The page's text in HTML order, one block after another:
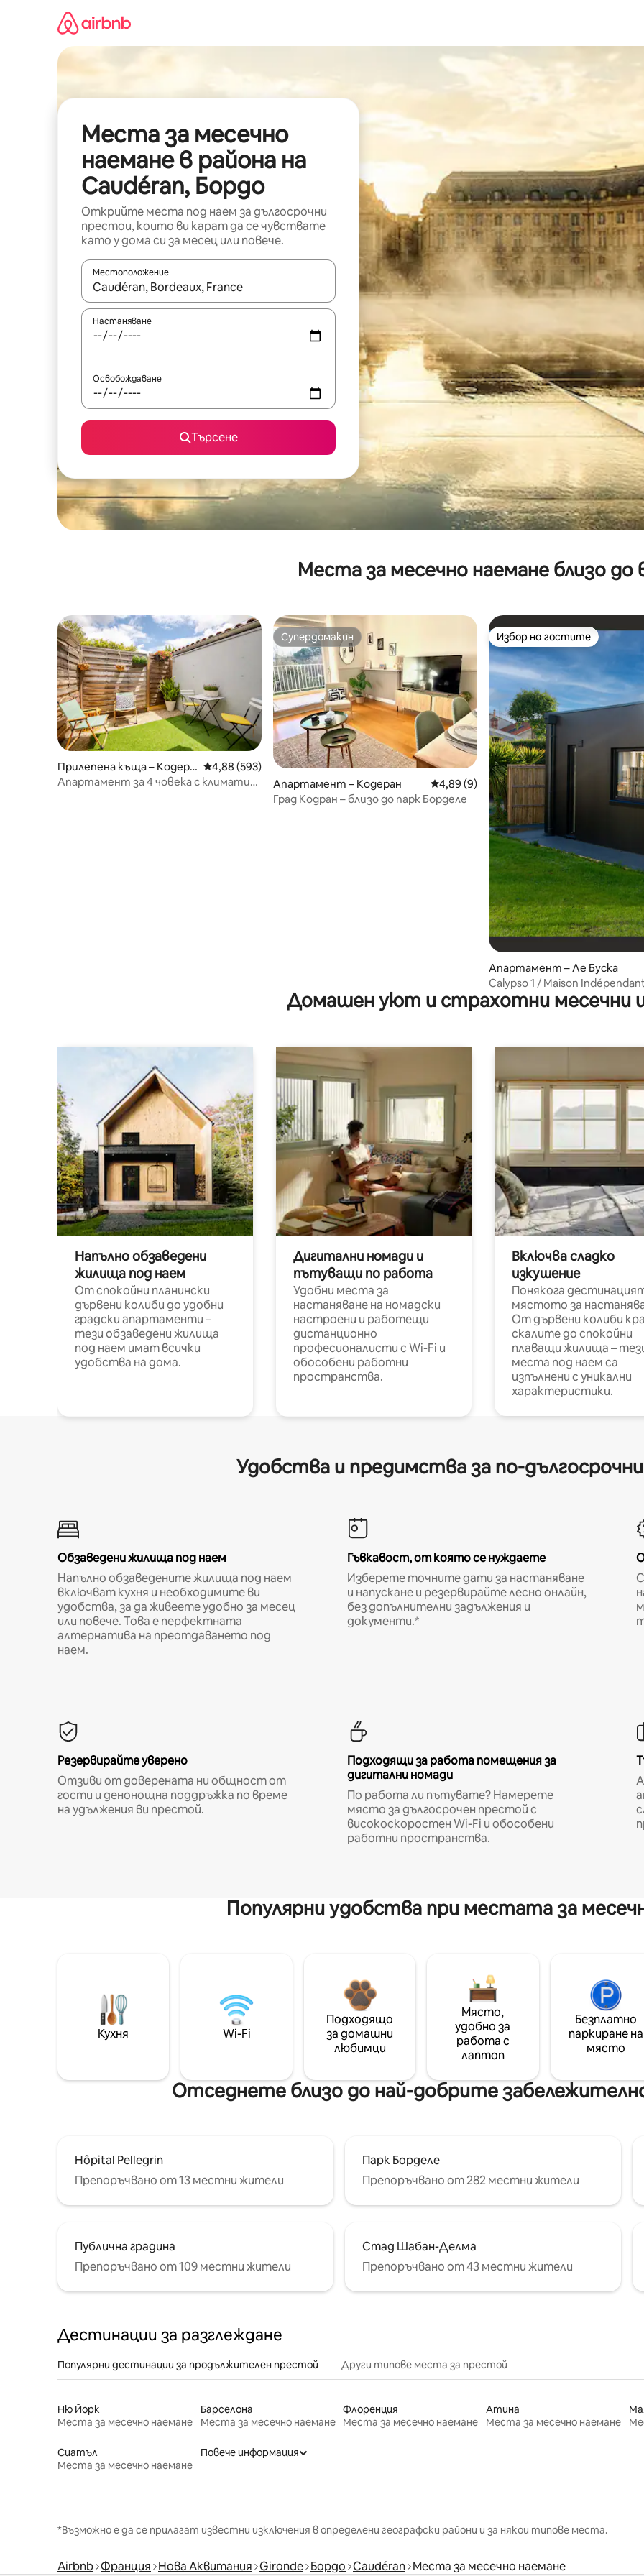
съдържанието
Места за месечно
наемане в района на
Caudéran, Бордо
Открийте места под наем за дългосрочни
престои, които ви карат да се чувствате
като у дома си за месец или повече.
Местоположение
Когато резултатите се покажат, използвайте клавишите със стрелки нагоре и надолу или навигирайте с
Настаняване
Освобождаване
Търсене
Места за месечно наемане близо до
Прилепена къща – Кодера
н
Средна оценка: 4,88 от 5, 593 отзива
4,88 (593)
Апартамент за 4 човека с климатик
Супердомакин
Супердомакин
Апартамент – Кодеран Средна оценка: 4,89 от 5, 9 отзива
4,89 (9)
Град Кодран – близо до парк Борделе
Избор на гостите
Избор на гостите
Апартамент – Ле Буска
Calypso 1 / Maison
Confortable
Домашен уют и страхотни месечни
Напълно обзаведени
жилища под наем
От спокойни планински
дървени колиби до удобни
градски апартаменти –
тези обзаведени жилища
под наем имат всички
удобства на дома.
Дигитални номади и
пътуващи по работа
Удобни места за
настаняване на номадски
настроени и работещи
дистанционно
професионалисти с Wi-Fi и
обособени работни
пространства.
Включва сладко
изкушение
Понякога
мястото за
От дървени колиби
скалите до спокойни
плаващи жилища –
места под наем са
изпълнени с уникални
характеристики.
Удобства и предимства за по-
Обзаведени жилища под наем
Напълно обзаведените жилища под наем
включват кухня и необходимите ви
удобства, за да живеете удобно за месец
или повече. Това е перфектната
алтернатива на преотдаването под
наем.
Гъвкавост, от която се нуждаете
Изберете точните дати за настаняване
и напускане и резервирайте лесно онлайн,
без допълнителни задължения и
документи.*
Резервирайте уверено
Отзиви от доверената ни общност от
гости и денонощна поддръжка по време
на удължения ви престой.
Подходящи за работа помещения за
дигитални номади
По работа ли пътувате? Намерете
място за дългосрочен престой с
високоскоростен Wi-Fi и обособени
работни пространства.
Популярни удобства при местата за
Кухня Wi-Fi
Подходящо
за домашни
любимци
Място,
удобно за
работа с
лаптоп
Безплатно
паркиране на
място
Отседнете близо до най-добрите
Hôpital Pellegrin
Препоръчвано от 13 местни жители
Парк Борделе
Препоръчвано от 282 местни жители
Публична градина
Препоръчвано от 109 местни жители
Стад Шабан-Делма
Препоръчвано от 43 местни жители
Дестинации за разглеждане
Популярни дестинации за продължителен престой Други типове места за престой
Ню Йорк
Места за месечно наемане
Барселона
Места за месечно наемане
Флоренция
Места за месечно наемане
Атина
Места за месечно наемане
Сиатъл
Места за месечно наемане
Повече информация
*Възможно е да се прилагат известни изключения в определени географски райони и за някои типове места.
Airbnb Франция Нова Аквитания Gironde Бордо Caudéran Места за месечно наемане